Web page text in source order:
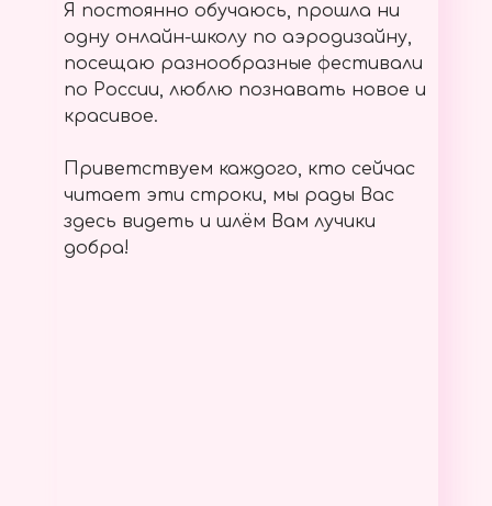
Я постоянно обучаюсь, прошла ни
одну онлайн-школу по аэродизайну,
посещаю разнообразные фестивали
по России, люблю познавать новое и
красивое.
Приветствуем каждого, кто сейчас
читает эти строки, мы рады Вас
здесь видеть и шлём Вам лучики
добра!